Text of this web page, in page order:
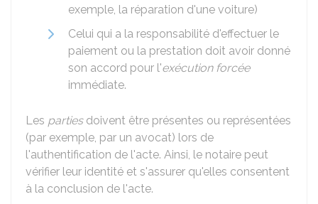
exemple, la réparation d'une voiture)
Celui qui a la responsabilité d'effectuer le
paiement ou la prestation doit avoir donné
son accord pour l'exécution forcée
immédiate.
Les partiesdoivent être présentes ou représentées
(par exemple, par un avocat) lors de
l'authentification de l'acte. Ainsi, le notaire peut
vérifier leur identité et s'assurer qu'elles consentent
à la conclusion de l'acte.